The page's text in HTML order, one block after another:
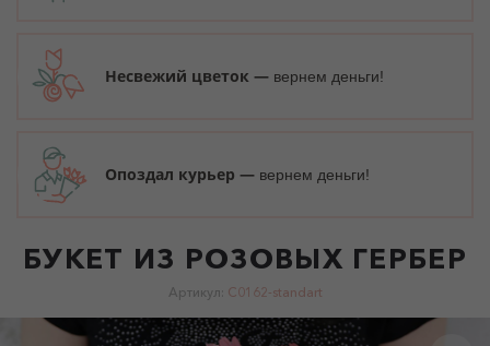
Несвежий цветок — вернем деньги!
Опоздал курьер — вернем деньги!
БУКЕТ ИЗ РОЗОВЫХ ГЕРБЕР
Артикул: C0162-standart